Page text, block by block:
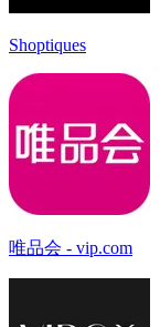
Shoptiques
唯品会 - vip.com